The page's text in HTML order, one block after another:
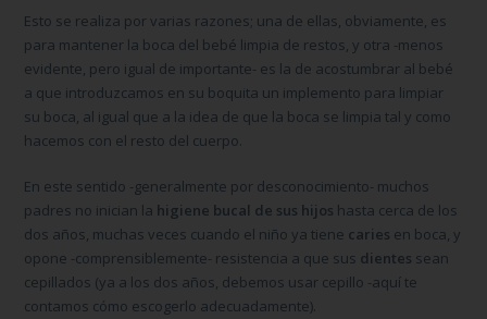
Esto se realiza por varias razones; una de ellas, obviamente, es
para mantener la boca del bebé limpia de restos, y otra -menos
evidente, pero igual de importante- es la de acostumbrar al bebé
a que introduzcamos en su boquita un implemento para limpiar
su boca, al igual que a la idea de que la boca se limpia tal y como
hacemos con el resto del cuerpo.
En este sentido -generalmente por desconocimiento- muchos
padres no inician la higiene bucal de sus hijos hasta cerca de los
dos años, muchas veces cuando el niño ya tiene caries en boca, y
opone -comprensiblemente- resistencia a que sus dientes sean
cepillados (ya a los dos años, debemos usar cepillo -aquí te
contamos cómo escogerlo adecuadamente).